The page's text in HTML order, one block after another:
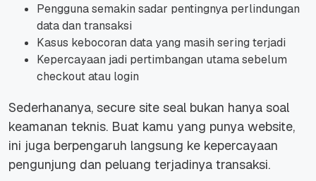
Pengguna semakin sadar pentingnya perlindungan
data dan transaksi
Kasus kebocoran data yang masih sering terjadi
Kepercayaan jadi pertimbangan utama sebelum
checkout atau login
Sederhananya, secure site seal bukan hanya soal
keamanan teknis. Buat kamu yang punya website,
ini juga berpengaruh langsung ke kepercayaan
pengunjung dan peluang terjadinya transaksi.